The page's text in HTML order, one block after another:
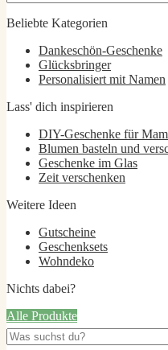
Beliebte Kategorien
Dankeschön-Geschenke
Glücksbringer
Personalisiert mit Namen
Lass' dich inspirieren
DIY-Geschenke für
Blumen basteln und
Geschenke im Glas
Zeit verschenken
Weitere Ideen
Gutscheine
Geschenksets
Wohndeko
Nichts dabei?
Alle Produkte